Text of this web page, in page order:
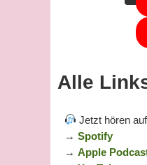
Alle
Jetzt hören
→ Spotify
→ Apple